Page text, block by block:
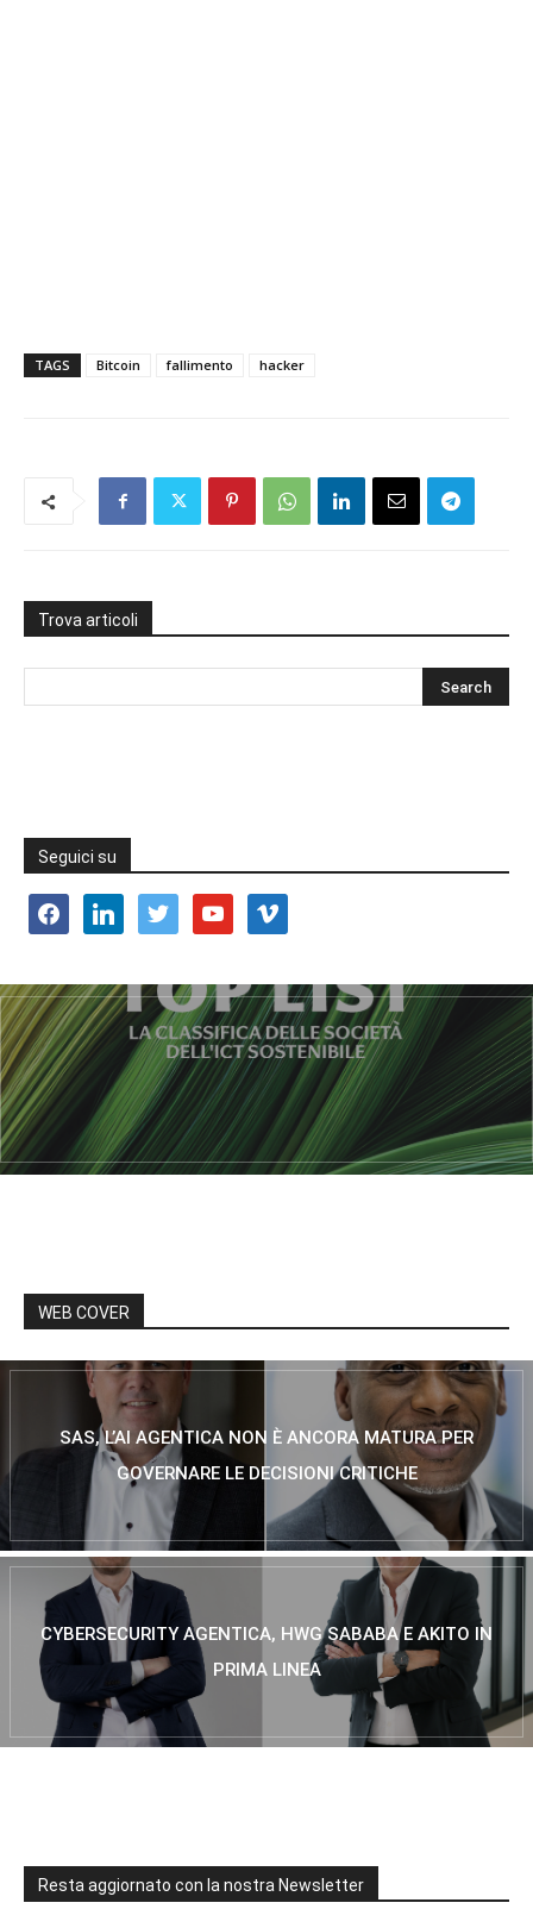
TAGS Bitcoin fallimento hacker
Trova articoli
Seguici su
facebooklinkedin twitter youtube vimeo
WEB COVER
SAS, L’AI AGENTICA NON È ANCORA MATURA PER
GOVERNARE LE DECISIONI CRITICHE
CYBERSECURITY AGENTICA, HWG SABABA E AKITO IN
PRIMA LINEA
Resta aggiornato con la nostra Newsletter